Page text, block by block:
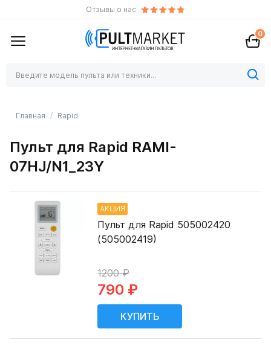
Отзывы о нас
0
Главная Rapid
Пульт для Rapid RAMI-
07HJ/N1_23Y
АКЦИЯ
Пульт для Rapid 505002420
(505002419)
1200 ₽
790 ₽